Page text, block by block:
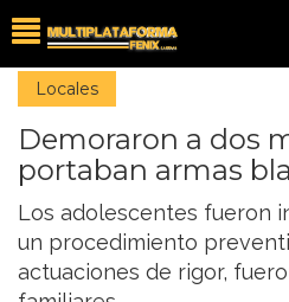
Locales
Demoraron a dos
portaban armas
Los adolescentes fueron
un procedimiento
actuaciones de rigor,